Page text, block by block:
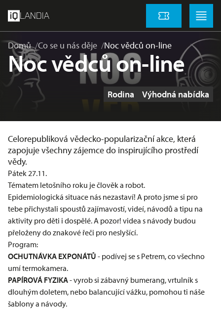
LANDIA Vstupenky
Menu
Domů Co se u nás děje Noc vědců on-line
Noc vědců on-line
Štítky
Rodina Výhodná nabídka
Celorepubliková vědecko-popularizační akce, která
zapojuje všechny zájemce do inspirujícího prostředí
vědy.
Pátek 27.11.
Tématem letošního roku je člověk a robot.
Epidemiologická situace nás nezastaví! A proto jsme si pro
tebe přichystali spoustů zajímavostí, videí, návodů a tipu na
aktivity pro děti i dospělé. A pozor! videa s návody budou
přeloženy do znakové řeči pro neslyšící.
Program:
OCHUTNÁVKA EXPONÁTŮ - podívej se s Petrem, co všechno
umí termokamera.
PAPÍROVÁ FYZIKA- vyrob si zábavný bumerang, vrtulník s
dlouhým doletem, nebo balancující vážku, pomohou ti náše
šablony a návody.